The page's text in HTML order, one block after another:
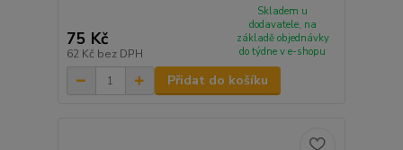
75 Kč
62 Kč bez DPH
Skladem u
dodavatele, na
základě objednávky
do týdne v e-shopu
Přidat do košíku